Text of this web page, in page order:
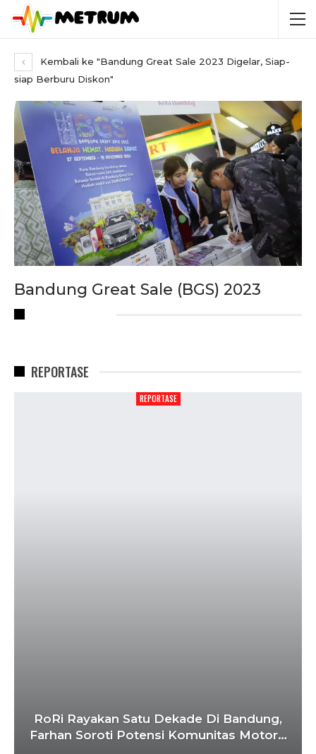
Kembali ke "Bandung Great Sale 2023 Digelar, Siap-
siap Berburu Diskon"
Bandung Great Sale (BGS) 2023
REPORTASE
REPORTASE
RoRi Rayakan Satu Dekade Di Bandung,
Farhan Soroti Potensi Komunitas Motor…